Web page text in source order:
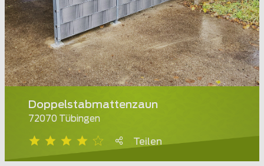
Doppelstabmattenzaun
72070 Tübingen
Teilen